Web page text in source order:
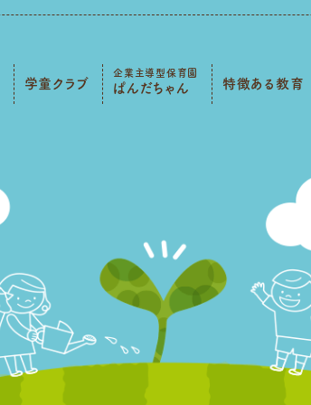
学童クラブ
企業主導型保育園
ぱんだちゃん 特徴ある教育